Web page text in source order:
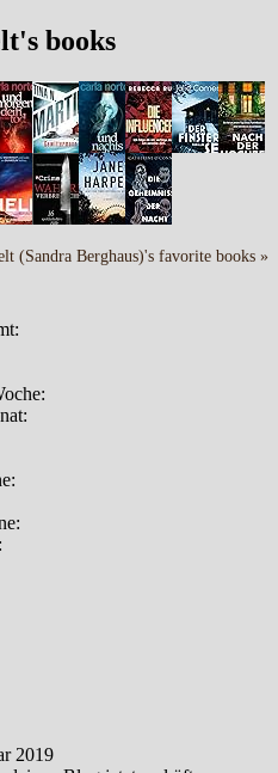
books
(Sandra Berghaus)'s favorite books »
2019